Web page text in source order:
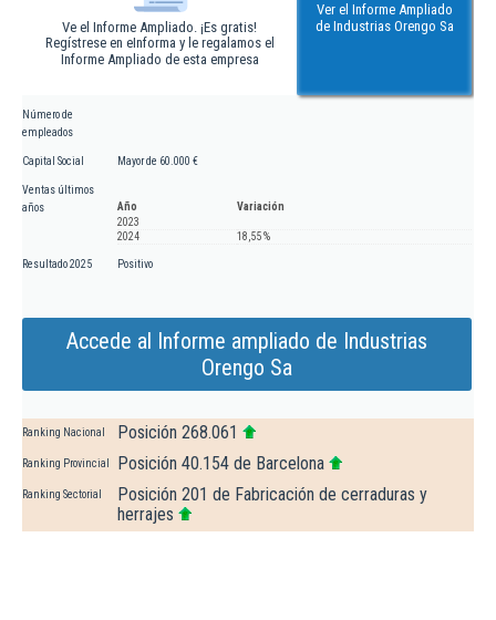
Ve el Informe Ampliado. ¡Es gratis!
Regístrese en eInforma y le regalamos el
Informe Ampliado de esta empresa
Ver el Informe Ampliado
de Industrias Orengo Sa
Número de
empleados
Capital Social Mayor de 60.000 €
Ventas últimos
años
Año
Variación
2023
2024
18,55 %
Resultado 2025 Positivo
Accede al Informe ampliado de Industrias
Orengo Sa
Ranking Nacional Posición 268.061
Ranking Provincial Posición 40.154 de Barcelona
Ranking Sectorial
Posición 201 de Fabricación de cerraduras y
herrajes